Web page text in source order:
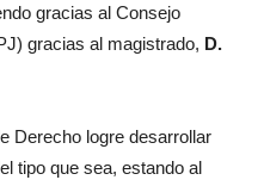
gracias al Consejo
gracias al magistrado, D.
Derecho logre desarrollar
tipo que sea, estando al